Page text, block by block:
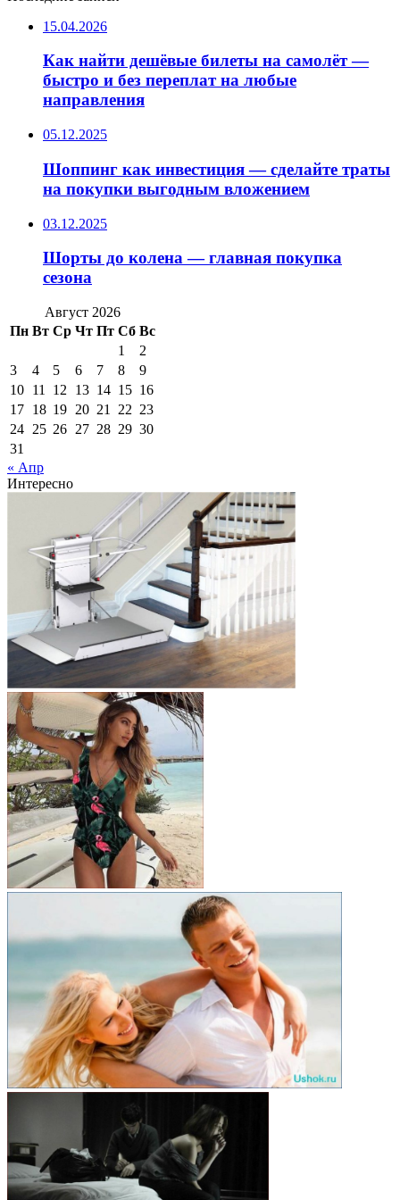
15.04.2026
Как найти дешёвые билеты на самолёт —
быстро и без переплат на любые
направления
05.12.2025
Шоппинг как инвестиция — сделайте траты
на покупки выгодным вложением
03.12.2025
Шорты до колена — главная покупка
сезона
Август 2026
Пн Вт Ср Чт Пт Сб Вс
1
2
3
4 5 6 7 8
9
10 11 12 13 14 15 16
17 18 19 20 21 22 23
24 25 26 27 28 29 30
31
« Апр
Интересно